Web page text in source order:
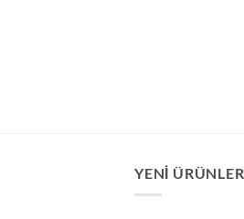
YENI ÜRÜNLER